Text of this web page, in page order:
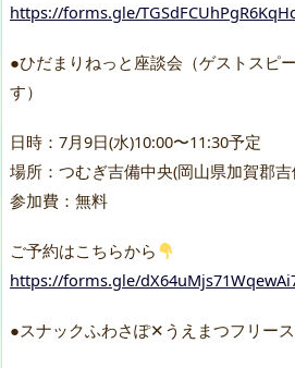
https://forms.gle/
●ひだまりねっと座談会（ゲストスピ
す）
日時：7月9日(水)10:00〜11:30予定
場所：つむぎ吉備中央(岡山県加賀郡
参加費：無料
ご予約はこちらから
https://forms.gle/
●スナックふわさぽ✕うえまつフリース